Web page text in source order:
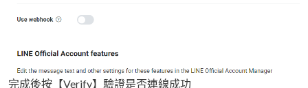
完成後按【Verify】驗證是否連線成功